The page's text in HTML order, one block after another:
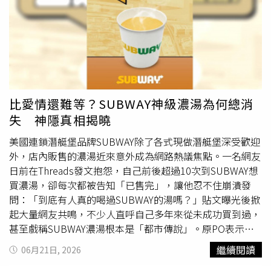
病、腎病、癌症患者，或免疫功能受損者等高風險族群，近
期如有發燒、咳嗽等症狀應儘速就醫，並告知醫師是否有汙
水、汙泥接觸史，以利診斷和治療。疾管署表示，水災地區
蓄水池如遭污水侵入，應確實清洗、消毒後再蓄水，並將水
徹底煮沸後再飲用；泡過水或解凍過久的食物請勿食用。居
家環境可用市售含氯漂白水稀釋100倍擦拭；廚具及餐具應
煮沸消毒，或用10公升清水加40毫升漂白水稀釋進行消
毒，並以清水沖洗乾淨後再使用。注意依照「濕、搓、沖、
捧、擦」的步驟正確洗手。疾管署示警，國內今年（2026
年）已出現登革熱本土病例，加上近日高溫持續，且雨後環
境有利病媒蚊孳生，呼籲民眾雨後主動巡檢居家環境，落實
「巡、倒、清、刷」，仔細巡視戶內外是否有積水容器，將
積水倒掉 並將不必要的容器清除回收；若有大型廢棄容器，
可連絡清潔隊協助清運，必須留下的容器也要仔細刷洗去除
蟲卵後，妥善收拾晾乾並予以倒置。疾管署說，若出現發
燒、頭痛、腹瀉、噁心嘔吐、後眼窩痛、肌肉關節痛、出疹
等登革熱疑似症狀，請儘速就醫並主動告知活動史，以利醫
師及早診斷及通報。
比愛情還難等？SUBWAY神級濃湯為何總消
失 神隱真相揭曉
美國連鎖潛艇堡品牌SUBWAY除了各式現做潛艇堡深受歡迎
外，店內販售的濃湯近來意外成為網路熱議焦點。一名網友
日前在Threads發文抱怨，自己前後超過10次到SUBWAY想
買濃湯，卻每次都被告知「已售完」，讓他忍不住崩潰發
問：「到底有人真的喝過SUBWAY的湯嗎？」貼文曝光後掀
起大量網友共鳴，不少人直呼自己多年來從未成功買到過，
甚至戲稱SUBWAY濃湯根本是「都市傳說」。原PO表示，
每次前往門市點餐時，菜單上明明都還看得到濃湯品項，現
場也沒有貼出售完公告，但向店員詢問時卻總得到「沒了」
06月21日, 2026 繼續閱讀